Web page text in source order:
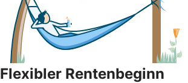
Flexibler Rentenbeginn